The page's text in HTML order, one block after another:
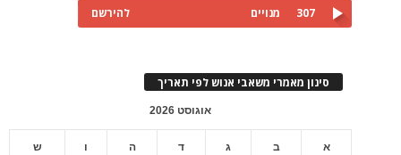
307 מנויים להירשם
סינון מאמרי משאבי אנוש לפי תאריך
אוגוסט 2026
א ב ג ד ה ו ש